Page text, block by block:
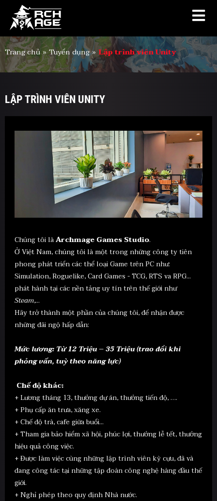
Trang chủ»Tuyển dụng» Lập trình viên Unity
LẬP TRÌNH VIÊN UNITY
Chúng tôi làArchmage Games Studio.
Ở Việt Nam, chúng tôi là một trong những công ty tiên
phong phát triển các thể loại Game trên PC như:
Simulation, Roguelike, Card Games - TCG, RTS va RPG...
phát hành tại các nền tảng uy tín trên thế giới như
Steam,...
Hãy trở thành một phần của chúng tôi, để nhận được
những đãi ngộ hấp dẫn:
Mức lương: Từ 12 Triệu – 35 Triệu (trao đổi khi
phỏng vấn, tuỳ theo năng lực)
Chế độ khác:
+ Lương tháng 13, thưởng dự án, thưởng tiến độ, ….
+ Phụ cấp ăn trưa, xăng xe.
+ Chế độ trà, cafe giữa buổi...
+ Tham gia bảo hiểm xã hội, phúc lợi, thưởng lễ tết, thưởng
hiệu quả công việc.
+ Được làm việc cùng những lập trình viên kỳ cựu, đã và
đang công tác tại những tập đoàn công nghệ hàng đầu thế
giới.
+ Nghỉ phép theo quy định Nhà nước.